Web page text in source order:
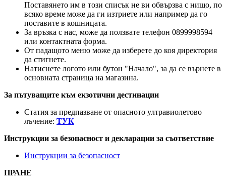
Поставянето им в този списък не ви обвързва с нищо, по
всяко време може да ги изтриете или например да го
поставите в кошницата.
За връзка с нас, може да ползвате телефон 0899998594
или контактната форма.
От падащото меню може да изберете до коя директория
да стигнете.
Натиснете логото или бутон "Начало", за да се върнете в
основната страница на магазина.
За пътуващите към екзотични дестинации
Статия за предпазване от опасното ултравиолетово
лъчение: ТУК
Инструкции за безопасност и декларации за съответствие
Инструкции за безопасност
ПРАНЕ